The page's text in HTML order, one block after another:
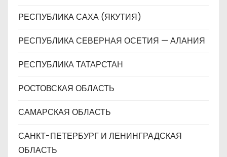
РЕСПУБЛИКА САХА (ЯКУТИЯ)
РЕСПУБЛИКА СЕВЕРНАЯ ОСЕТИЯ — АЛАНИЯ
РЕСПУБЛИКА ТАТАРСТАН
РОСТОВСКАЯ ОБЛАСТЬ
САМАРСКАЯ ОБЛАСТЬ
САНКТ-ПЕТЕРБУРГ И ЛЕНИНГРАДСКАЯ
ОБЛАСТЬ